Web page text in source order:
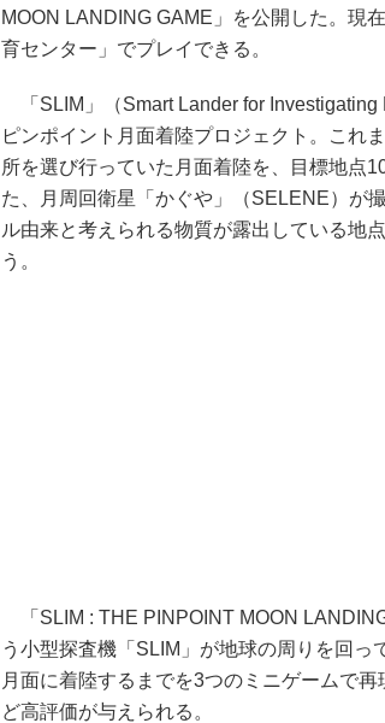
MOON LANDING GAME」を公開した。現
育センター」でプレイできる。
「SLIM」（Smart Lander for
ピンポイント月面着陸プロジェクト。これ
所を選び行っていた月面着陸を、目標地点
た、月周回衛星「かぐや」（SELENE）が
ル由来と考えられる物質が露出している地
う。
「SLIM : THE PINPOINT MOON
う小型探査機「SLIM」が地球の周りを回
月面に着陸するまでを3つのミニゲームで
ど高評価が与えられる。